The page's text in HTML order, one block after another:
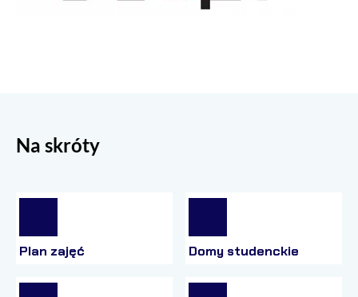
Na skróty
Plan zajęć Domy studenckie